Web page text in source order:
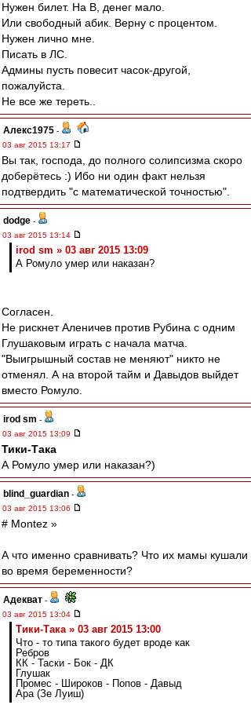
Нужен билет. На В, денег мало.
Или свободный абик. Верну с процентом.
Нужен лично мне.
Писать в ЛС.
Админы пусть повесит часок-другой,
пожалуйста.
Не все же тереть..
Алекс1975 -
03 авг 2015 13:17
Вы так, господа, до полного солипсизма скоро
доберётесь :) Ибо ни один факт нельзя
подтвердить "с математической точностью".
dodge -
03 авг 2015 13:14
irod sm » 03 авг 2015 13:09
А Ромуло умер или наказан?
Согласен.
Не рискнет Аленичев против Рубина с одним
Глушаковым играть с начала матча.
"Выигрышный состав не меняют" никто не
отменял. А на второй тайм и Давыдов выйдет
вместо Ромуло.
irod sm -
03 авг 2015 13:09
Тики-Така
А Ромуло умер или наказан?)
blind_guardian -
03 авг 2015 13:06
# Montez »
А что именно сравнивать? Что их мамы кушали
во время беременности?
Адекват -
03 авг 2015 13:04
Тики-Така » 03 авг 2015 13:00
Что - то типа такого будет вроде как
Ребров
КК - Таски - Бок - ДК
Глушак
Промес - Широков - Попов - Давыд
Ара (Зе Луиш)